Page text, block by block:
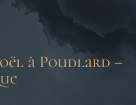
à Poudlard –